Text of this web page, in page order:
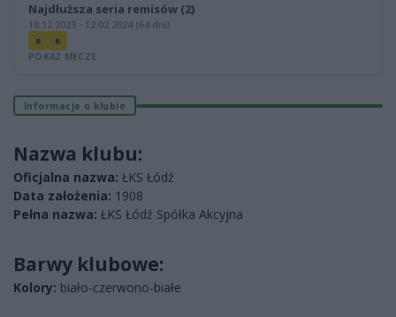
Najdłuższa seria remisów (2)
10.12.2023 - 12.02.2024 (64 dni)
R R
POKAŻ MECZE
Informacje o klubie
Nazwa klubu:
Oficjalna nazwa: ŁKS Łódź
Data założenia: 1908
Pełna nazwa: ŁKS Łódź Spółka Akcyjna
Barwy klubowe:
Kolory: biało-czerwono-białe